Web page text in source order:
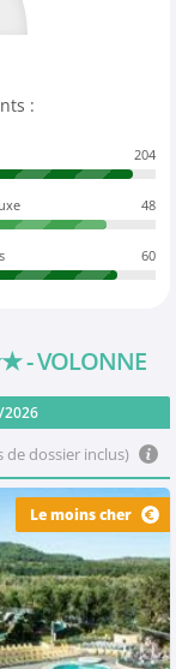
:
204
48
60
- VOLONNE
2026
de dossier inclus)
Le moins cher